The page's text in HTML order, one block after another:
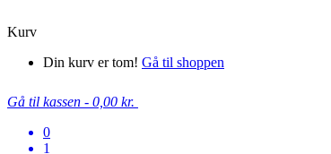
Kurv
Din kurv er tom! Gå til shoppen
Gå til kassen - 0,00 kr.
0
1